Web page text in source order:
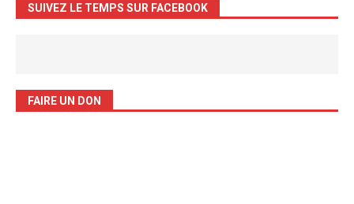
SUIVEZ LE TEMPS SUR FACEBOOK
FAIRE UN DON